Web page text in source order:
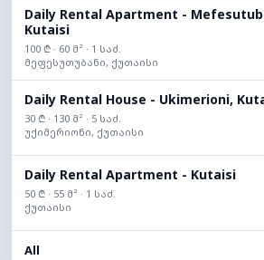
Daily Rental Apartment -
Kutaisi
100 ₾ · 60 მ² · 1 საძ.
მეფესუთუბანი, ქუთაისი
Daily Rental House - Ukimerioni,
30 ₾ · 130 მ² · 5 საძ.
უქიმერიონი, ქუთაისი
Daily Rental Apartment - Kutaisi
50 ₾ · 55 მ² · 1 საძ.
ქუთაისი
All